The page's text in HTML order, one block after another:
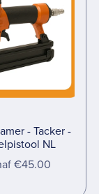
- Tacker -
NL
€45.00